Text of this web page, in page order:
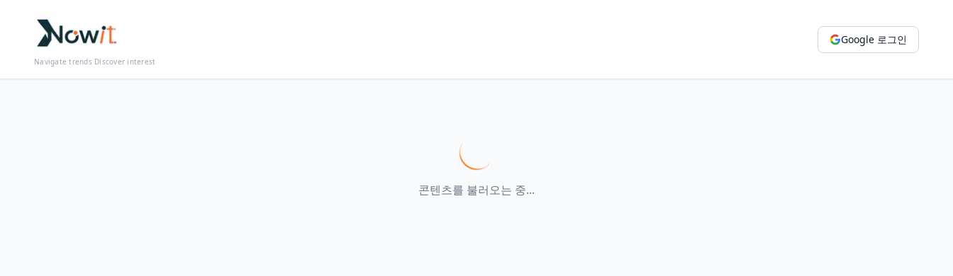
Navigate trends Discover interest
Google 로그인
콘텐츠를 불러오는 중...